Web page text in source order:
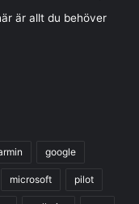
är allt du behöver
google
microsoft pilot